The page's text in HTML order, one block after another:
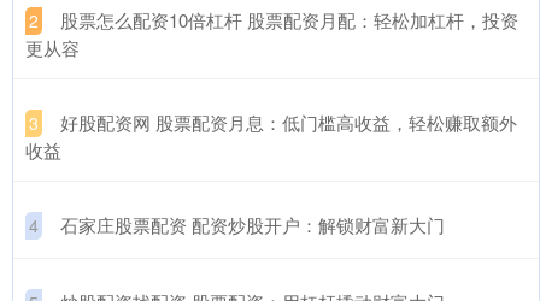
2
​股票怎么配资10倍杠杆 股票配资月配：轻松加杠杆，投资
更从容
3
​好股配资网 股票配资月息：低门槛高收益，轻松赚取额外
收益
4 ​石家庄股票配资 配资炒股开户：解锁财富新大门